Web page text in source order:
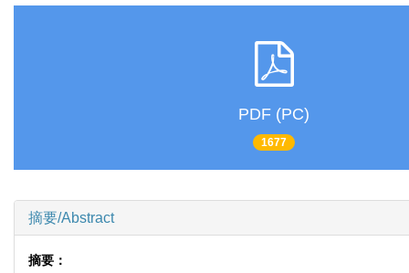
PDF (PC)
1677
摘要/Abstract
摘要：